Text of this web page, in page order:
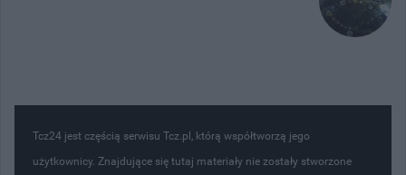
Tcz24 jest częścią serwisu Tcz.pl, którą współtworzą jego
użytkownicy. Znajdujące się tutaj materiały nie zostały stworzone